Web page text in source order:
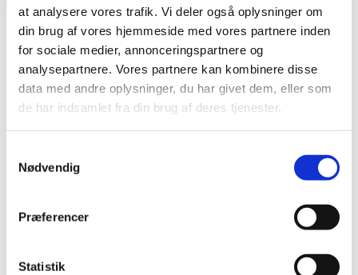
at analysere vores trafik. Vi deler også oplysninger om
din brug af vores hjemmeside med vores partnere inden
for sociale medier, annonceringspartnere og
analysepartnere. Vores partnere kan kombinere disse
data med andre oplysninger, du har givet dem, eller som
de har indsamlet fra din brug af deres tjenester.
Nødvendig
Præferencer
Statistik